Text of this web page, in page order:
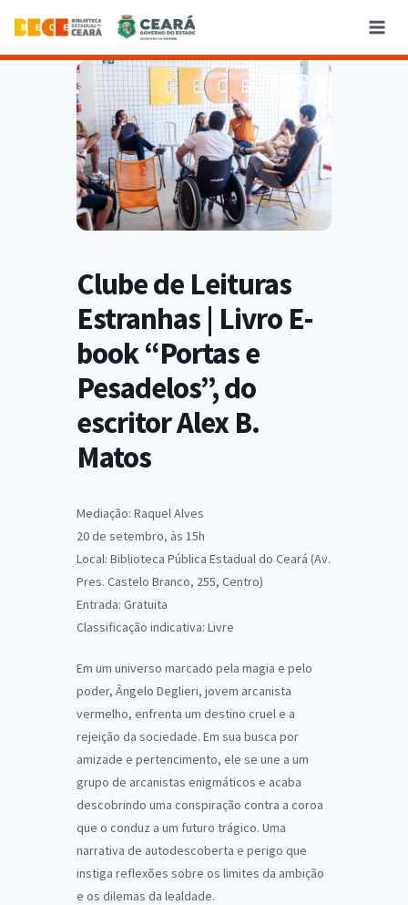
Clube de Leituras
Estranhas | Livro E-
book “Portas e
Pesadelos”, do
escritor Alex B.
Matos
Mediação: Raquel Alves
20 de setembro, às 15h
Local: Biblioteca Pública Estadual do Ceará (Av.
Pres. Castelo Branco, 255, Centro)
Entrada: Gratuita
Classificação indicativa: Livre
Em um universo marcado pela magia e pelo
poder, Ângelo Deglieri, jovem arcanista
vermelho, enfrenta um destino cruel e a
rejeição da sociedade. Em sua busca por
amizade e pertencimento, ele se une a um
grupo de arcanistas enigmáticos e acaba
descobrindo uma conspiração contra a coroa
que o conduz a um futuro trágico. Uma
narrativa de autodescoberta e perigo que
instiga reflexões sobre os limites da ambição
e os dilemas da lealdade.